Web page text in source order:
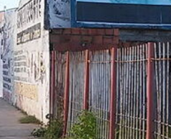
Iguá tem
da
Duas
eleição do
acontece
19 de junho de 2026